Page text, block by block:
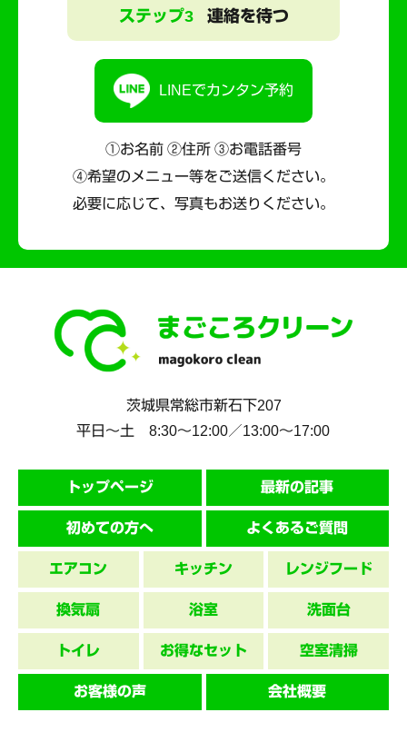
ステップ3 連絡を待つ
LINEでカンタン予約
①お名前 ②住所 ③お電話番号
④希望のメニュー等をご送信ください。
必要に応じて、写真もお送りください。
茨城県常総市新石下207
平日～土 8:30〜12:00／13:00〜17:00
トップページ 最新の記事
初めての方へ よくあるご質問
エアコン キッチン レンジフード
換気扇 浴室 洗面台
トイレ お得なセット 空室清掃
お客様の声 会社概要